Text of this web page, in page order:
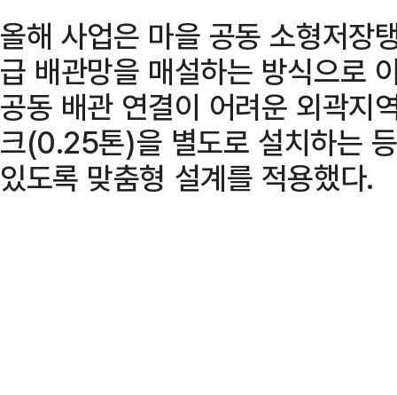
올해 사업은 마을 공동 소형저
급 배관망을 매설하는 방식으로
공동 배관 연결이 어려운 외곽지
크(0.25톤)을 별도로 설치하는
있도록 맞춤형 설계를 적용했다.